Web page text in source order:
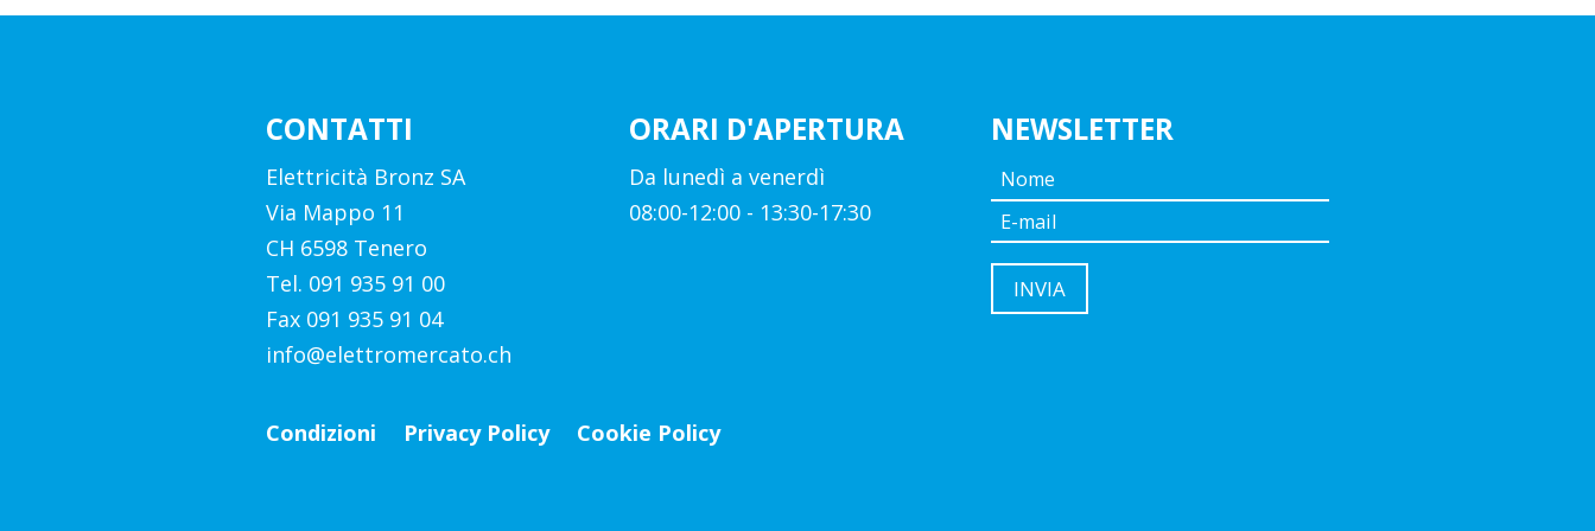
Larghezza articolo (in mm): -
Profondità (in mm): -
Peso lordo (in kg): 0,069
CONTATTI
Elettricità Bronz SA
Via Mappo 11
CH 6598 Tenero
Tel. 091 935 91 00
Fax 091 935 91 04
info@elettromercato.ch
ORARI D'APERTURA
Da lunedì a venerdì
08:00-12:00 - 13:30-17:30
NEWSLETTER
Condizioni Privacy Policy Cookie Policy